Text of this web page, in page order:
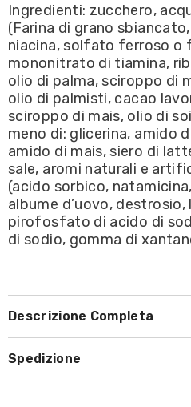
Ding
Dong
360g
Ding
Dong
360g
Ingredienti: zucchero,
(Farina di grano
niacina, solfato ferroso o
mononitrato di tiamina,
olio di palma, sciroppo di
olio di palmisti, cacao
sciroppo di mais, olio di
meno di: glicerina, amido
amido di mais, siero di
sale, aromi naturali e
(acido sorbico,
albume d’uovo,
pirofosfato di acido di
di sodio, gomma di
Descrizione Completa
Spedizione